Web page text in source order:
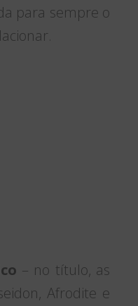
para sempre o
– no título, as
Afrodite e